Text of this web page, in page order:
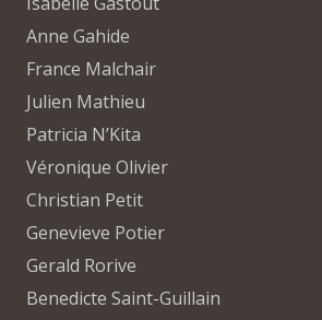
Anne Gahide
France Malchair
Julien Mathieu
Patricia N’Kita
Véronique Olivier
Christian Petit
Genevieve Potier
Gerald Rorive
Benedicte Saint-Guillain